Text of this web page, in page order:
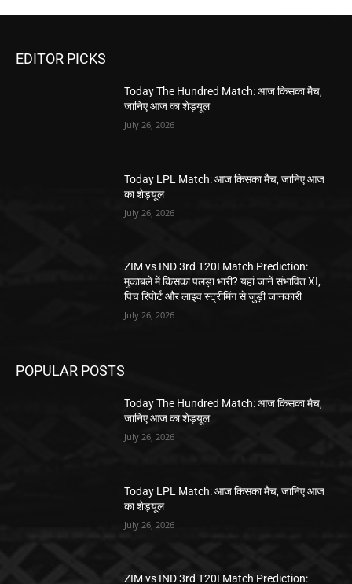
EDITOR PICKS
Today The Hundred Match: आज किसका मैच,
जानिए आज का शेड्यूल
July 26, 2026
Today LPL Match: आज किसका मैच, जानिए आज
का शेड्यूल
July 26, 2026
ZIM vs IND 3rd T20I Match Prediction:
मुकाबले में किसका पलड़ा भारी? यहां जानें संभावित XI,
पिच रिपोर्ट और लाइव स्ट्रीमिंग से जुड़ी जानकारी
July 26, 2026
POPULAR POSTS
Today The Hundred Match: आज किसका मैच,
जानिए आज का शेड्यूल
July 26, 2026
Today LPL Match: आज किसका मैच, जानिए आज
का शेड्यूल
July 26, 2026
ZIM vs IND 3rd T20I Match Prediction: